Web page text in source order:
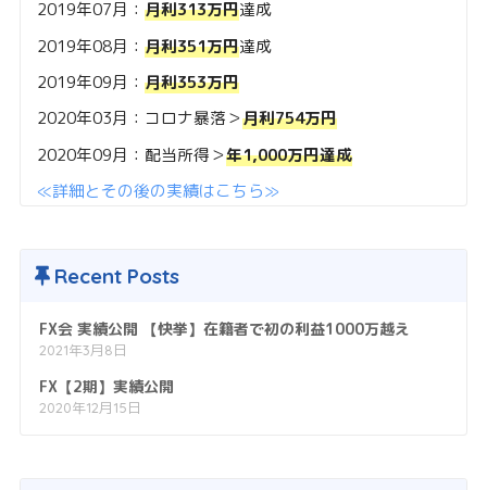
2019年07月： 月利313万円達成
2019年08月： 月利351万円達成
2019年09月： 月利353万円
2020年03月：コロナ暴落＞月利754万円
2020年09月：配当所得＞年1,000万円達成
≪詳細とその後の実績はこちら≫
Recent Posts
FX会 実績公開 【快挙】在籍者で初の利益1000万越え
2021年3月8日
FX【2期】実績公開
2020年12月15日